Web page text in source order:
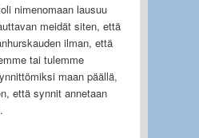
nimenomaan lausuu
meidät siten, että
ilman, että
tai tulemme
maan päällä,
että synnit annetaan